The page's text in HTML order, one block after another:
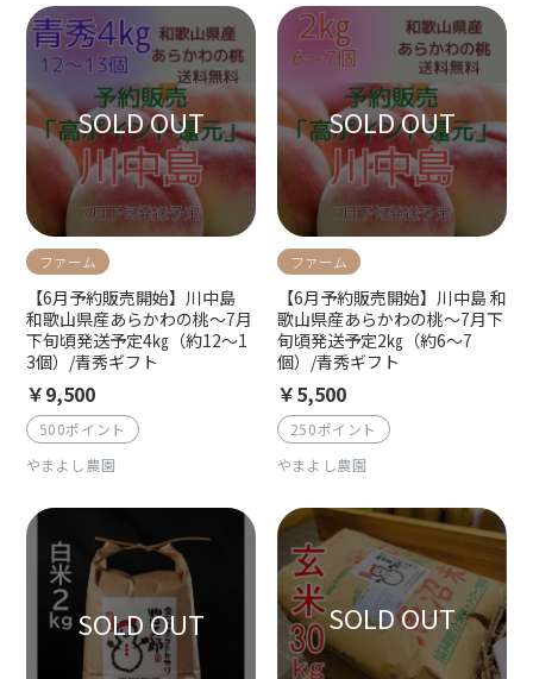
ファーム
【6月予約販売開始】川中島
和歌山県産あらかわの桃〜7月
下旬頃発送予定4㎏（約12〜1
3個）/青秀ギフト
￥9,500
500ポイント
やまよし農園
ファーム
【6月予約販売開始】川中島 和
歌山県産あらかわの桃〜7月下
旬頃発送予定2㎏（約6〜7
個）/青秀ギフト
￥5,500
250ポイント
やまよし農園